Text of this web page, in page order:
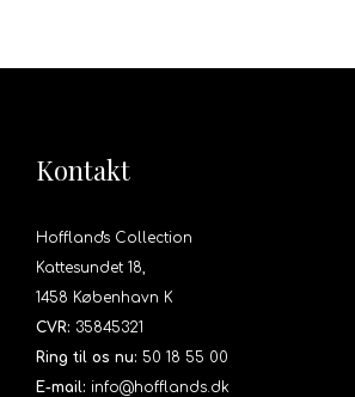
Kontakt
Hoffland's Collection
Kattesundet 18,
1458 København K
CVR: 35845321
Ring til os nu: 50 18 55 00
E-mail: info@hofflands.dk